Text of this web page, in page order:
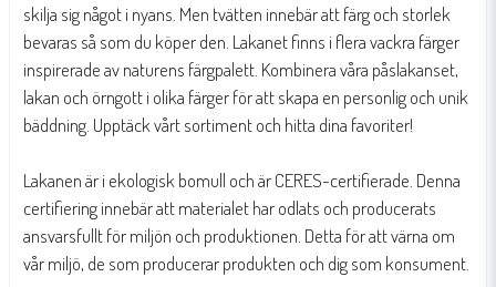
skilja sig något i nyans. Men tvätten innebär att färg och storlek
bevaras så som du köper den. Lakanet finns i flera vackra färger
inspirerade av naturens färgpalett. Kombinera våra påslakanset,
lakan och örngott i olika färger för att skapa en personlig och unik
bäddning. Upptäck vårt sortiment och hitta dina favoriter!
Lakanen är i ekologisk bomull och är CERES-certifierade. Denna
certifiering innebär att materialet har odlats och producerats
ansvarsfullt för miljön och produktionen. Detta för att värna om
vår miljö, de som producerar produkten och dig som konsument.